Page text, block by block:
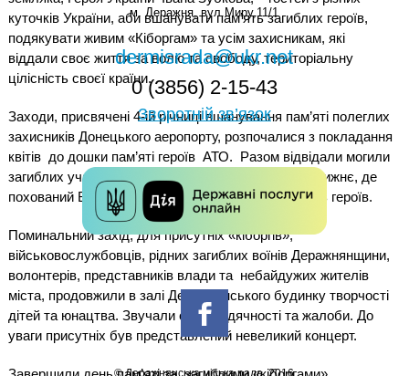
куточків України, аби вшанувати пам’ять загиблих героїв,
подякувати живим «Кіборгам» та усім захисникам, які
віддали своє життя за волю та свободу, територіальну
цілісність своєї країни.
Заходи, присвячені 4-ій річниці вшанування пам’яті полеглих
захисників Донецького аеропорту, розпочалися з покладання
квітів до дошки пам’яті героїв АТО. Разом відвідали могили
загиблих учасників АТО в місті Деражня та
селі Нижнє, де
похований Василь Григор’єв та вшанували пам’ять героїв.
Поминальний захід, для присутніх «кіборгів»,
військовослужбовців, рідних загиблих воїнів Деражнянщини,
волонтерів, представників влади та небайдужих жителів
міста, продовжили в залі Деражнянського будинку творчості
дітей та юнацтва. Звучали слова вдячності та жалоби. До
уваги присутніх був представлений невеликий концерт.
м. Деражня, вул.Миру,11/1
dermisrada@ukr.net
0 (3856) 2-15-43
Зворотній зв’язок